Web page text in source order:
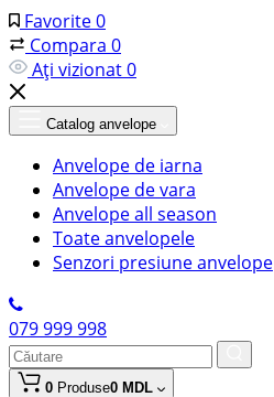
Favorite0
Compara 0
Ați vizionat0
Catalog anvelope
Anvelope de iarna
Anvelope de vara
Anvelope all season
Toate anvelopele
Senzori presiune anvelope
079 999 998
0 Produse0 MDL